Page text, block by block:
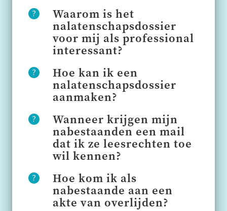
Melding van Overlijden
Waarom is het
nalatenschapsdossier
voor mij als professional
interessant?
Hoe kan ik een
nalatenschapsdossier
aanmaken?
Wanneer krijgen mijn
nabestaanden een mail
dat ik ze leesrechten toe
wil kennen?
Hoe kom ik als
nabestaande aan een
akte van overlijden?